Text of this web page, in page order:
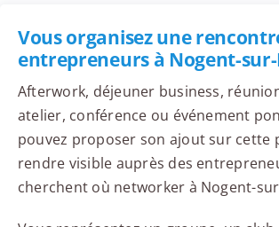
Vous organisez une
entrepreneurs à Nogent-
Afterwork, déjeuner business,
atelier, conférence ou événement
pouvez proposer son ajout sur cette
rendre visible auprès des
cherchent où networker à Nogent-